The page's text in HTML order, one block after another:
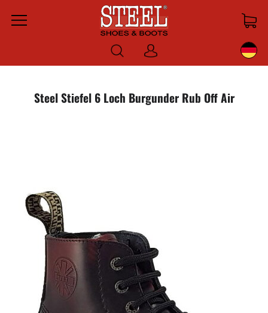
Menu
Anmelden
Steel Stiefel 6 Loch Burgunder Rub Off Air